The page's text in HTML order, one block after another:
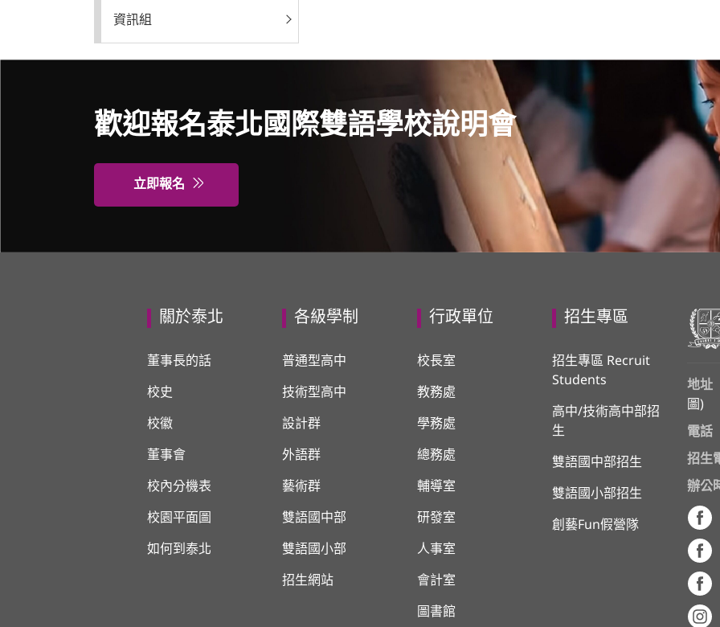
資訊組
歡迎報名泰北國際雙語學校說明會
立即報名
關於泰北
董事長的話
校史
校徽
董事會
校內分機表
校園平面圖
如何到泰北
各級學制
普通型高中
技術型高中
設計群
外語群
藝術群
雙語國中部
雙語國小部
招生網站
行政單位
校長室
教務處
學務處
總務處
輔導室
研發室
人事室
會計室
圖書館
招生專區
招生專區 Recruit
Students
高中/技術高中部招
生
雙語國中部招生
雙語國小部招生
創藝Fun假營隊
地址
圖 )
電話
招生
辦公